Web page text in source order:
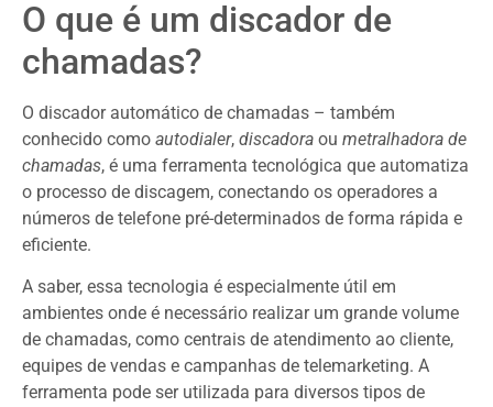
O que é um discador de
chamadas?
O discador automático de chamadas – também
conhecido como autodialer, discadora ou metralhadora de
chamadas, é uma ferramenta tecnológica que automatiza
o processo de discagem, conectando os operadores a
números de telefone pré-determinados de forma rápida e
eficiente.
A saber, essa tecnologia é especialmente útil em
ambientes onde é necessário realizar um grande volume
de chamadas, como centrais de atendimento ao cliente,
equipes de vendas e campanhas de telemarketing. A
ferramenta pode ser utilizada para diversos tipos de